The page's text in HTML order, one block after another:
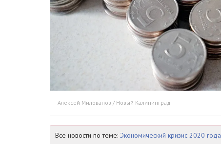
Алексей Милованов / Новый Калининград
Все новости по теме: Экономический кризис 2020 года